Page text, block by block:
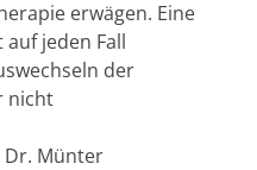
erwägen. Eine
jeden Fall
der
nicht
Münter